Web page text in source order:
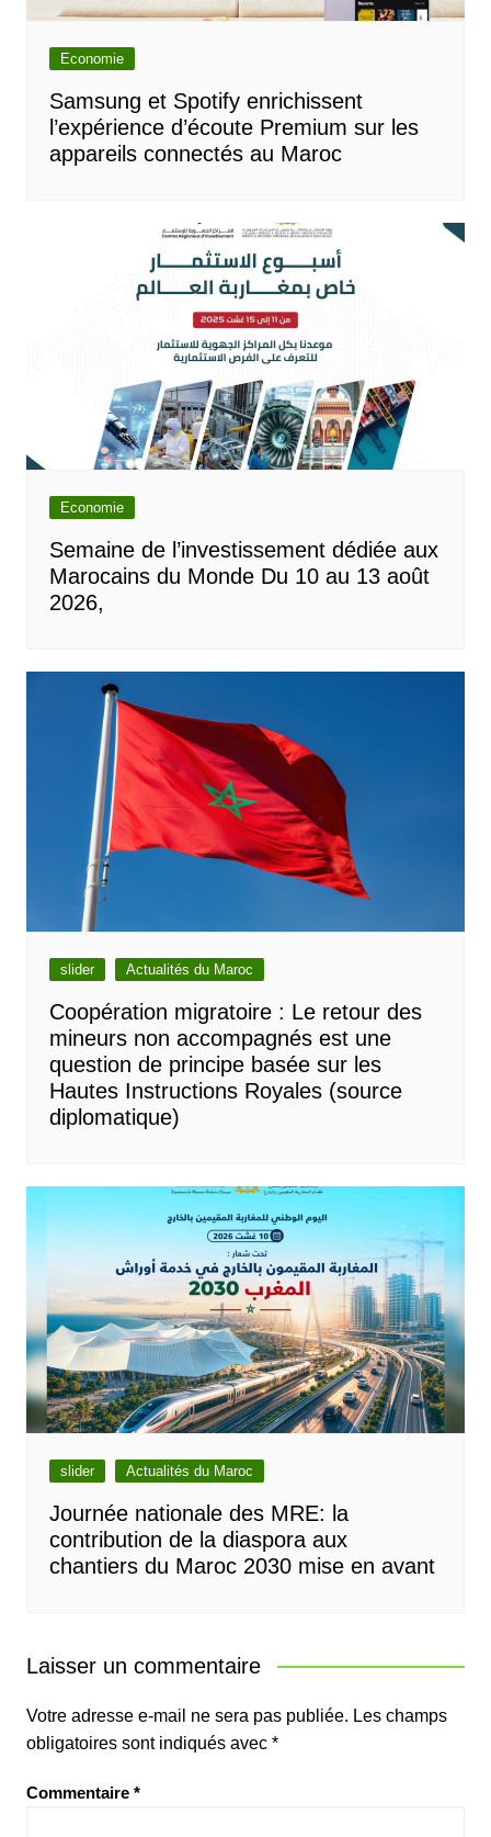
Economie
Samsung et Spotify enrichissent
l’expérience d’écoute Premium sur les
appareils connectés au Maroc
Economie
Semaine de l’investissement dédiée aux
Marocains du Monde Du 10 au 13 août
2026,
slider Actualités du Maroc
Coopération migratoire : Le retour des
mineurs non accompagnés est une
question de principe basée sur les
Hautes Instructions Royales (source
diplomatique)
slider Actualités du Maroc
Journée nationale des MRE: la
contribution de la diaspora aux
chantiers du Maroc 2030 mise en avant
Laisser un commentaire
Votre adresse e-mail ne sera pas publiée. Les champs
obligatoires sont indiqués avec *
Commentaire *